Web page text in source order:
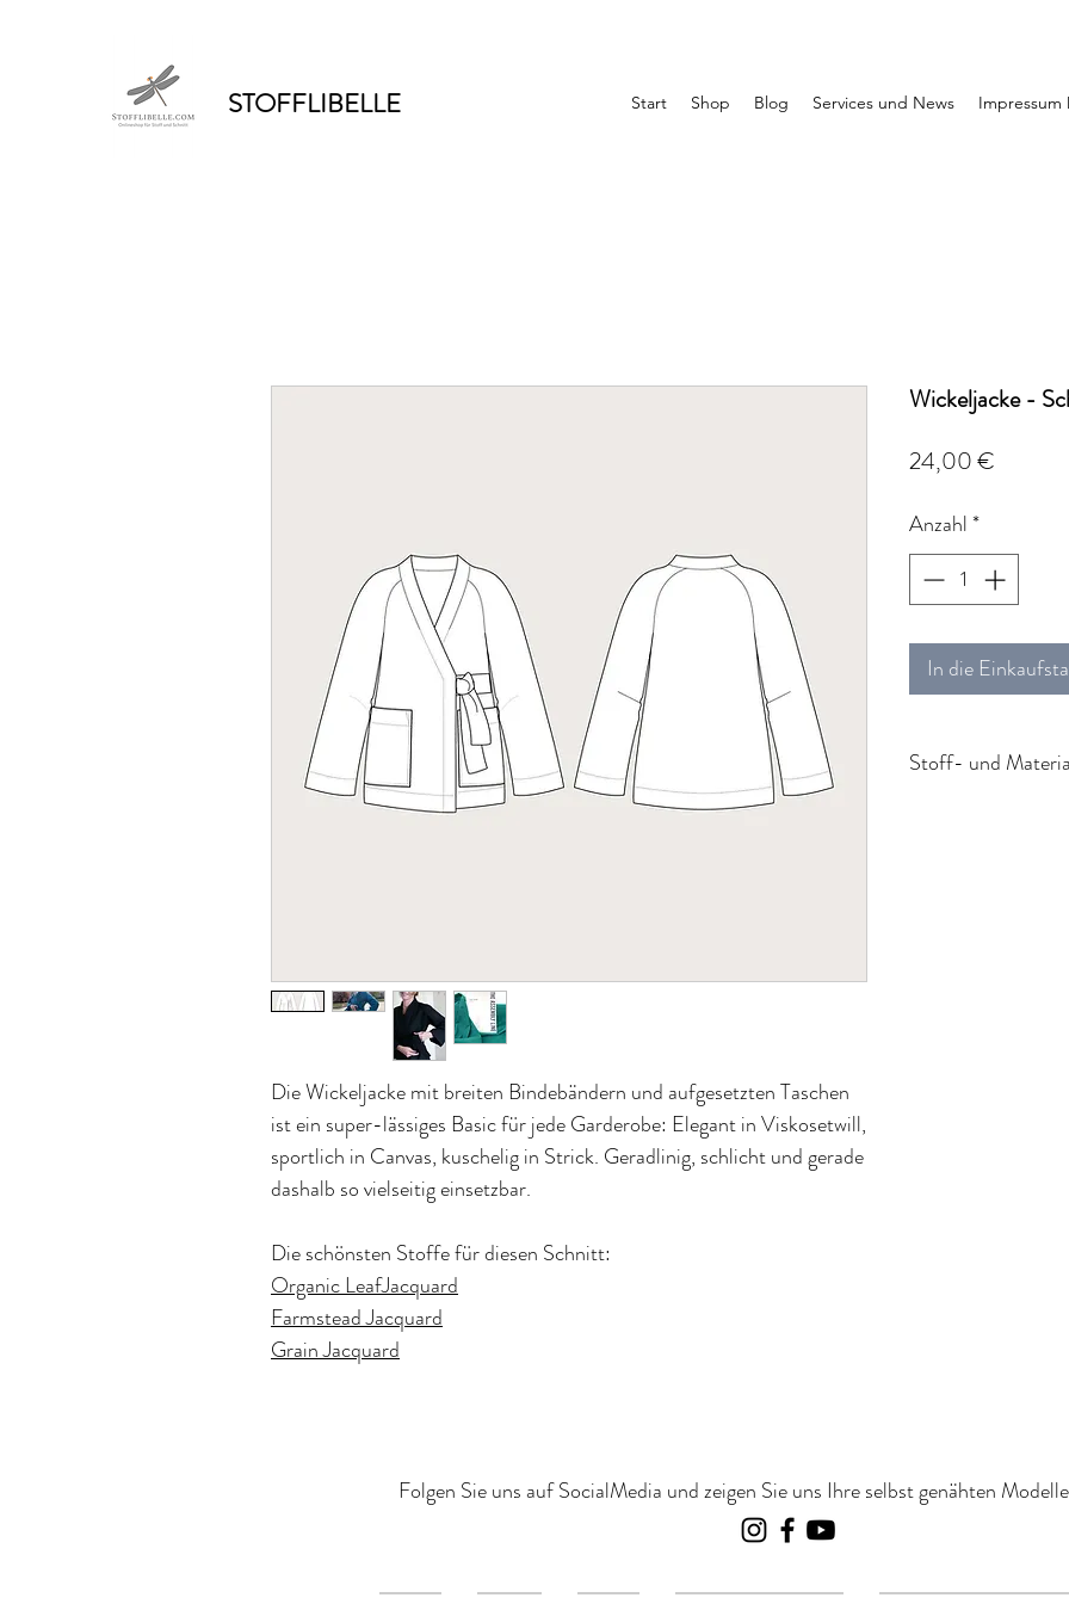
STOFFLIBELLE Start Shop Blog Services und News Impressum
Die Wickeljacke mit breiten Bindebändern und aufgesetzten Taschen
ist ein super-lässiges Basic für jede Garderobe: Elegant in Viskosetwill,
sportlich in Canvas, kuschelig in Strick. Geradlinig, schlicht und gerade
dashalb so vielseitig einsetzbar.
Die schönsten Stoffe für diesen Schnitt:
Organic LeafJacquard
Farmstead Jacquard
Grain Jacquard
Wickeljacke -
24,00 €
Anzahl*
In die
Stoff- und
Folgen Sie uns auf SocialMedia und zeigen Sie uns Ihre selbst genähten